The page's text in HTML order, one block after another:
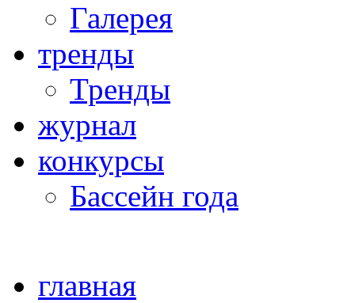
Галерея
тренды
Тренды
журнал
конкурсы
Бассейн года
главная